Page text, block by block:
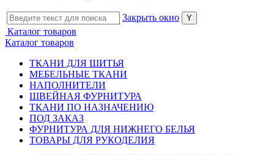
Закрыть окно
Каталог товаров
Каталог товаров
ТКАНИ ДЛЯ ШИТЬЯ
МЕБЕЛЬНЫЕ ТКАНИ
НАПОЛНИТЕЛИ
ШВЕЙНАЯ ФУРНИТУРА
ТКАНИ ПО НАЗНАЧЕНИЮ
ПОД ЗАКАЗ
ФУРНИТУРА ДЛЯ НИЖНЕГО БЕЛЬЯ
ТОВАРЫ ДЛЯ РУКОДЕЛИЯ